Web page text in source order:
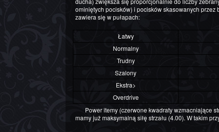
ominiętych pocisków) i pocisków skasowanych
zawiera się w pułapach:
Łatwy
Normalny
Trudny
Szalony
Ekstra>
Overdrive
Power itemy (czerwone kwadraty wzmacniające strzał), także są warte punkty, ale tylko jeśli
mamy już maksymalną siłę strzału (4.00). W takim